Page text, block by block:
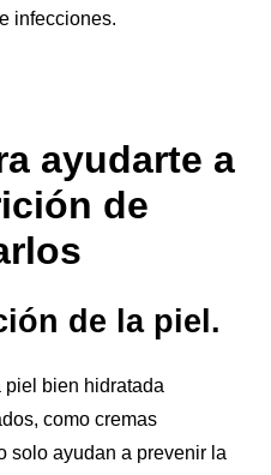
infecciones.
ayudarte a
de
de la piel.
piel bien hidratada
como cremas
solo ayudan a prevenir la